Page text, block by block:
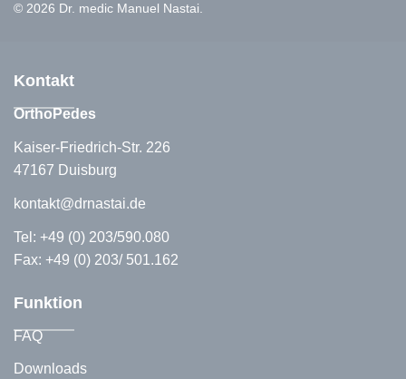
© 2026 Dr. medic Manuel Nastai.
Kontakt
OrthoPedes
Kaiser-Friedrich-Str. 226
47167 Duisburg
kontakt@drnastai.de
Tel: +49 (0) 203/590.080
Fax: +49 (0) 203/ 501.162
Funktion
FAQ
Downloads